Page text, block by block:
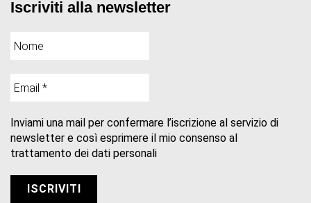
Iscriviti alla newsletter
Inviami una mail per confermare l’iscrizione al servizio di
newsletter e così esprimere il mio consenso al
trattamento dei dati personali